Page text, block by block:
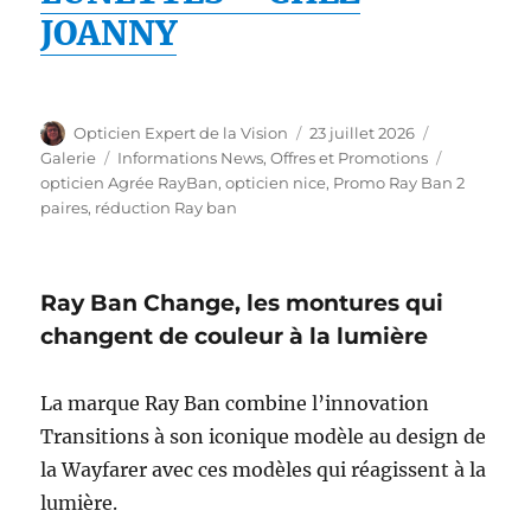
JOANNY
Auteur
Opticien Expert de la Vision
Publié
le
23 juillet 2026
Galerie
Catégories
Informations News,Offres et Promotions
opticien Agrée RayBan,opticien nice, Promo Ray Ban 2
paires, réduction Ray ban
Ray Ban Change, les montures qui
changent de couleur à la lumière
La marque Ray Ban combine l’innovation
Transitions à son iconique modèle au design de
la Wayfarer avec ces modèles qui réagissent à la
lumière.